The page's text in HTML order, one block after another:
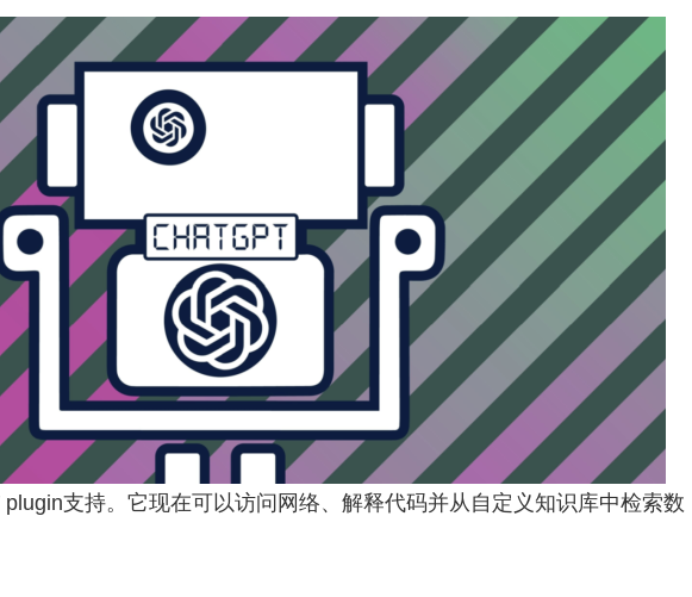
支持。它现在可以访问网络、解释代码并从自定义知识库中检索数